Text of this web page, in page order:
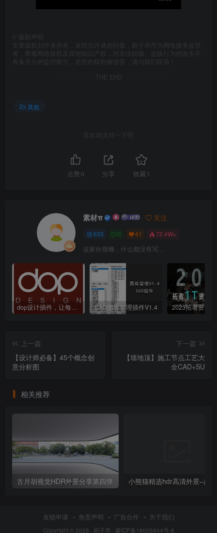
版权声明
文章版权归作者所有，未经允许请勿转载，刷子库作为网络服务提供
者，尊重网络版权及其他知识产权，对非法转载、盗版行为的发生不
具备充分的监控能力，若您的权利被侵害，请与我们联系！
THE END
其他
喜欢就支持一下吧
点赞 0 分享 收藏 1
素材π 关注
633 0 41 72.4W+
这家伙很懒，什么都没有写...
dop设计插件，让每个设计师都能享受到CAD制图的乐趣 CAD图库管理插件V1.4
上一篇
【设计师必备】45个概念创
意分析图
下一篇
【墙地顶】施工节点工艺大
全CAD+SU
相关推荐
古月胡视觉HDR外景分享第四弹
友链申请 免责声明 广告合作 关于我们
Copyright © 2025 · 刷子库 · 蒙ICP备18005844号-6